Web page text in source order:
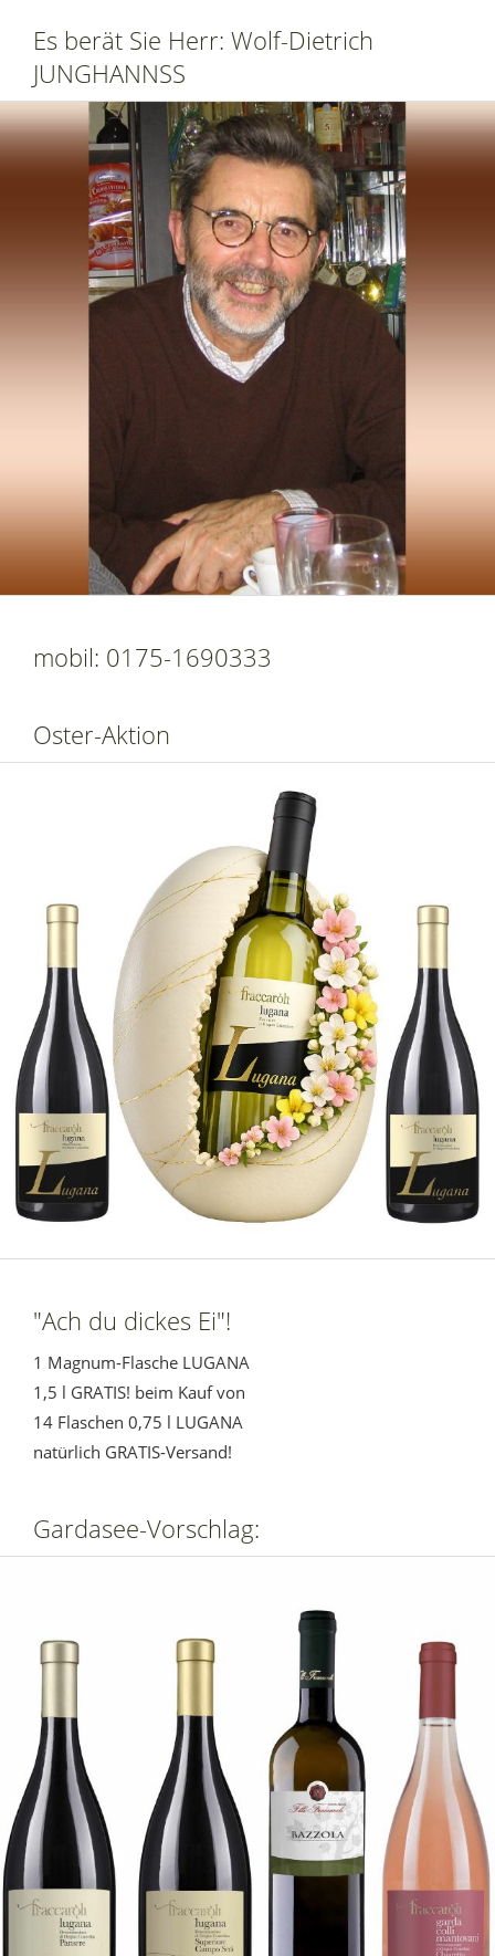
Es berät Sie Herr: Wolf-Dietrich
JUNGHANNSS
mobil: 0175-1690333
Oster-Aktion
"Ach du dickes Ei"!
1 Magnum-Flasche LUGANA
1,5 l GRATIS! beim Kauf von
14 Flaschen 0,75 l LUGANA
natürlich GRATIS-Versand!
Gardasee-Vorschlag: